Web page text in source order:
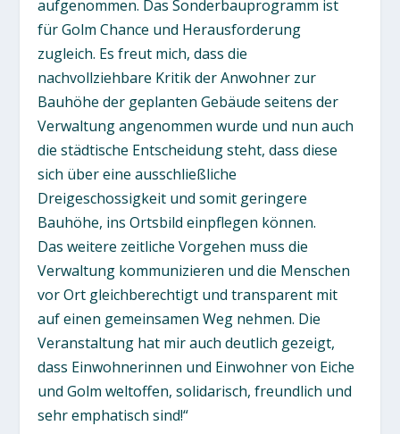
aufgenommen. Das Sonderbauprogramm ist
für Golm Chance und Herausforderung
zugleich. Es freut mich, dass die
nachvollziehbare Kritik der Anwohner zur
Bauhöhe der geplanten Gebäude seitens der
Verwaltung angenommen wurde und nun auch
die städtische Entscheidung steht, dass diese
sich über eine ausschließliche
Dreigeschossigkeit und somit geringere
Bauhöhe, ins Ortsbild einpflegen können.
Das weitere zeitliche Vorgehen muss die
Verwaltung kommunizieren und die Menschen
vor Ort gleichberechtigt und transparent mit
auf einen gemeinsamen Weg nehmen. Die
Veranstaltung hat mir auch deutlich gezeigt,
dass Einwohnerinnen und Einwohner von Eiche
und Golm weltoffen, solidarisch, freundlich und
sehr emphatisch sind!“